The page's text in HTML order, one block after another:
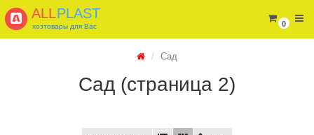
0
ALLPLAST
хозтовары для Вас
Сад
Сад (страница 2)